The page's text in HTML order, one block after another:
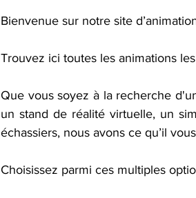
Bienvenue sur notre site
Trouvez ici toutes les animations
Que vous soyez à la recherche
un stand de réalité virtuelle, un
échassiers, nous avons ce qu’il
​Choisissez parmi ces multiples